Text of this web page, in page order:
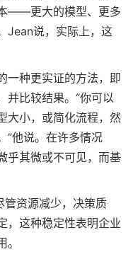
——更大的模型、更多
Jean说，实际上，这
一种更实证的方法，即
并比较结果。“你可以
大小，或简化流程，然
”他说。在许多情况
乎其微或不可见，而基
管资源减少，决策质
，这种稳定性表明企业